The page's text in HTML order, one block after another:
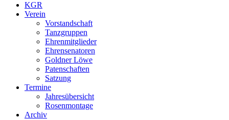
KGR
Verein
Vorstandschaft
Tanzgruppen
Ehrenmitglieder
Ehrensenatoren
Goldner Löwe
Patenschaften
Satzung
Termine
Jahresübersicht
Rosenmontage
Archiv